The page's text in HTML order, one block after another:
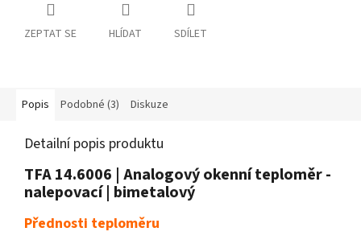
ZEPTAT SE HLÍDAT SDÍLET
Popis Podobné (3) Diskuze
Detailní popis produktu
TFA 14.6006 | Analogový okenní teploměr -
nalepovací | bimetalový
Přednosti teploměru